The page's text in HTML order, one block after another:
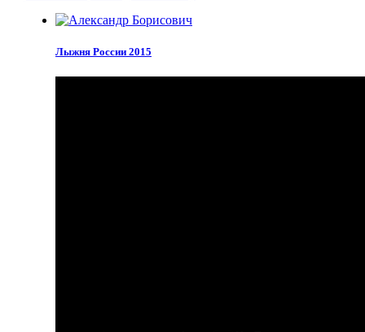
Лыжня России 2015